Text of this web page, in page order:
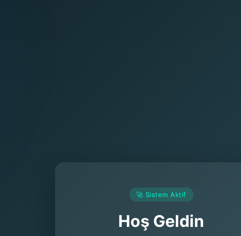
🚀 Sistem Aktif
Hoş Geldin